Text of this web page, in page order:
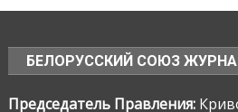
БЕЛОРУССКИЙ СОЮЗ
Председатель Правления: